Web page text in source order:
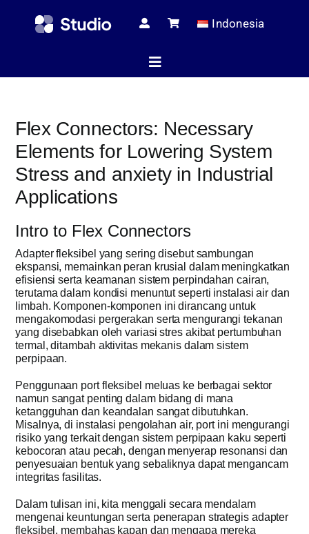
Indonesia
Toggle
Artikel
Dapatkan
Flex Connectors: Necessary
Elements for Lowering System
Stress and anxiety in Industrial
Applications
Intro to Flex Connectors
Adapter fleksibel yang sering disebut sambungan
ekspansi, memainkan peran krusial dalam meningkatkan
efisiensi serta keamanan sistem perpindahan cairan,
terutama dalam kondisi menuntut seperti instalasi air dan
limbah. Komponen-komponen ini dirancang untuk
mengakomodasi pergerakan serta mengurangi tekanan
yang disebabkan oleh variasi stres akibat pertumbuhan
termal, ditambah aktivitas mekanis dalam sistem
perpipaan.
Penggunaan port fleksibel meluas ke berbagai sektor
namun sangat penting dalam bidang di mana
ketangguhan dan keandalan sangat dibutuhkan.
Misalnya, di instalasi pengolahan air, port ini mengurangi
risiko yang terkait dengan sistem perpipaan kaku seperti
kebocoran atau pecah, dengan menyerap resonansi dan
penyesuaian bentuk yang sebaliknya dapat mengancam
integritas fasilitas.
Dalam tulisan ini, kita menggali secara mendalam
mengenai keuntungan serta penerapan strategis adapter
fleksibel, membahas kapan dan mengapa mereka